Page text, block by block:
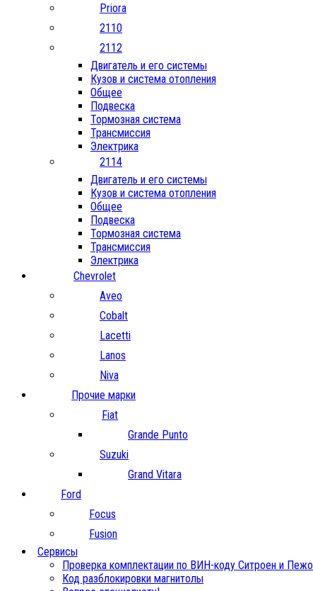
Priora
2110
2112
Двигатель и его системы
Кузов и система отопления
Общее
Подвеска
Тормозная система
Трансмиссия
Электрика
2114
Двигатель и его системы
Кузов и система отопления
Общее
Подвеска
Тормозная система
Трансмиссия
Электрика
Chevrolet
Aveo
Cobalt
Lacetti
Lanos
Niva
Прочие марки
Fiat
Grande Punto
Suzuki
Grand Vitara
Ford
Focus
Fusion
Сервисы
Проверка комплектации по ВИН-коду Ситроен и Пежо
Код разблокировки магнитолы